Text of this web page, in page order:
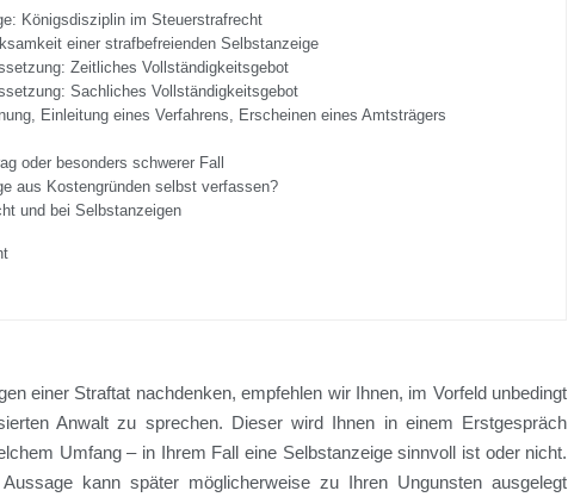
Königsdisziplin im Steuerstrafrecht
einer strafbefreienden Selbstanzeige
Zeitliches Vollständigkeitsgebot
Sachliches Vollständigkeitsgebot
Einleitung eines Verfahrens, Erscheinen eines Amtsträgers
oder besonders schwerer Fall
aus Kostengründen selbst verfassen?
und bei Selbstanzeigen
einer Straftat nachdenken, empfehlen wir Ihnen, im Vorfeld unbedingt
Anwalt zu sprechen. Dieser wird Ihnen in einem Erstgespräch
Umfang – in Ihrem Fall eine Selbstanzeige sinnvoll ist oder nicht.
kann später möglicherweise zu Ihren Ungunsten ausgelegt